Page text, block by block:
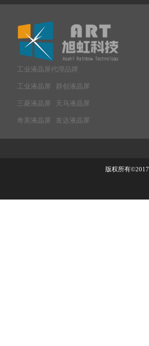
工业液晶屏代理品牌
工业液晶屏 群创液晶屏
三菱液晶屏 天马液晶屏
奇美液晶屏 友达液晶屏
版权所有©2017